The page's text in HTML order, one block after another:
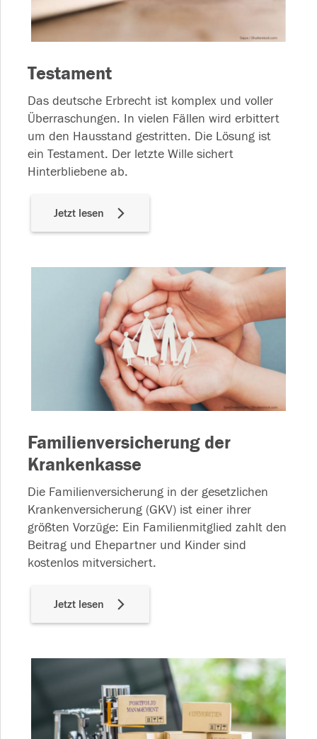
Testament
Das deutsche Erbrecht ist komplex und voller
Überraschungen. In vielen Fällen wird erbittert
um den Hausstand gestritten. Die Lösung ist
ein Testament. Der letzte Wille sichert
Hinterbliebene ab.
Jetzt lesen
Familienversicherung der
Krankenkasse
Die Familienversicherung in der gesetzlichen
Krankenversicherung (GKV) ist einer ihrer
größten Vorzüge: Ein Familienmitglied zahlt den
Beitrag und Ehepartner und Kinder sind
kostenlos mitversichert.
Jetzt lesen